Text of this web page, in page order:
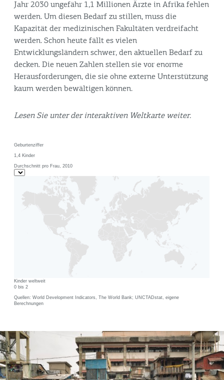
Jahr 2030 ungefähr 1,1 Millionen Ärzte in Afrika fehlen
werden. Um diesen Bedarf zu stillen, muss die
Kapazität der medizinischen Fakultäten verdreifacht
werden. Schon heute fällt es vielen
Entwicklungsländern schwer, den aktuellen Bedarf zu
decken. Die neuen Zahlen stellen sie vor enorme
Herausforderungen, die sie ohne externe Unterstützung
kaum werden bewältigen können.
Lesen Sie unter der interaktiven Weltkarte weiter.
Geburtenziffer
1,4 Kinder
Durchschnitt pro Frau, 2010
Kinder weltweit
0 bis 2
Quellen: World Development Indicators, The World Bank; UNCTADstat, eigene
Berechnungen